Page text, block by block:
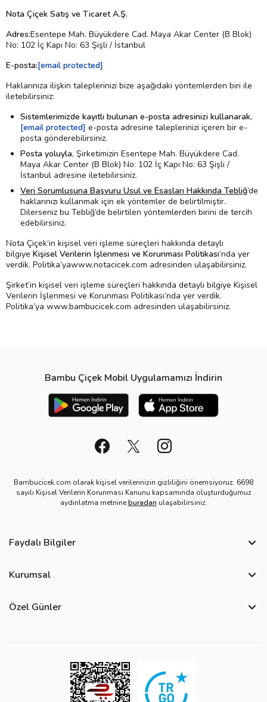
Nota Çiçek Satış ve Ticaret A.Ş.
Adres:Esentepe Mah. Büyükdere Cad. Maya Akar Center (B Blok)
No: 102 İç Kapı No: 63 Şişli / İstanbul
E-posta:[email protected]
Haklarınıza ilişkin taleplerinizi bize aşağıdaki yöntemlerden biri ile
iletebilirsiniz:
Sistemlerimizde kayıtlı bulunan e-posta adresinizi kullanarak,
[email protected] e-posta adresine taleplerinizi içeren bir e-
posta gönderebilirsiniz.
Posta yoluyla, Şirketimizin Esentepe Mah. Büyükdere Cad.
Maya Akar Center (B Blok) No: 102 İç Kapı No: 63 Şişli /
İstanbul adresine iletebilirsiniz.
Veri Sorumlusuna Başvuru Usul ve Esasları Hakkında Tebliğ’de
haklarınızı kullanmak için ek yöntemler de belirtilmiştir.
Dilerseniz bu Tebliğ’de belirtilen yöntemlerden birini de tercih
edebilirsiniz.
Nota Çiçek’in kişisel veri işleme süreçleri hakkında detaylı
bilgiye Kişisel Verilerin İşlenmesi ve Korunması Politikası’nda yer
verdik. Politika’yawww.notacicek.com adresinden ulaşabilirsiniz.
Şirket’in kişisel veri işleme süreçleri hakkında detaylı bilgiye Kişisel
Verilerin İşlenmesi ve Korunması Politikası’nda yer verdik.
Politika’ya www.bambucicek.com adresinden ulaşabilirsiniz.
Bambu Çiçek Mobil Uygulamamızı İndirin
Bambucicek.com olarak kişisel verilerinizin gizliliğini önemsiyoruz. 6698
sayılı Kişisel Verilerin Korunması Kanunu kapsamında oluşturduğumuz
aydınlatma metnineburadan ulaşabilirsiniz.
Faydalı Bilgiler
Site Haritası
Görsel Kontrol Süreci
Ürün Sıralama Kriterleri
Kurumsal
Mesafeli Satış Sözleşmesi
Kurumsal Müşterilerimiz
Özel Günler
Anneler Günü Çiçekleri
Kadınlar Günü Çiçekleri